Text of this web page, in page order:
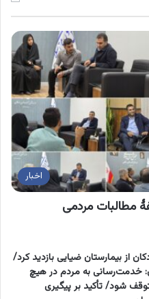
اخبار
از بیمارستان ضیایی بازدید کرد/
خدمت‌رسانی به مردم در هیچ
شود/ تأکید بر پیگیری